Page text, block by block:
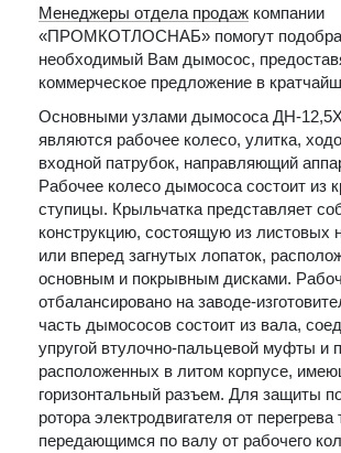
Менеджеры отдела продаж компании
«ПРОМКОТЛОСНАБ» помогут
необходимый Вам дымосос,
коммерческое предложение в
Основными узлами дымососа ДН-
являются рабочее колесо, улитка,
входной патрубок, направляющий
Рабочее колесо дымососа состоит из
ступицы. Крыльчатка представляет
конструкцию, состоящую из листовых
или вперед загнутых лопаток,
основным и покрывным дисками.
отбалансировано на заводе-
часть дымососов состоит из вала,
упругой втулочно-пальцевой муфты и
расположенных в литом корпусе,
горизонтальный разъем. Для защиты
ротора электродвигателя от перегрева
передающимся по валу от рабочего